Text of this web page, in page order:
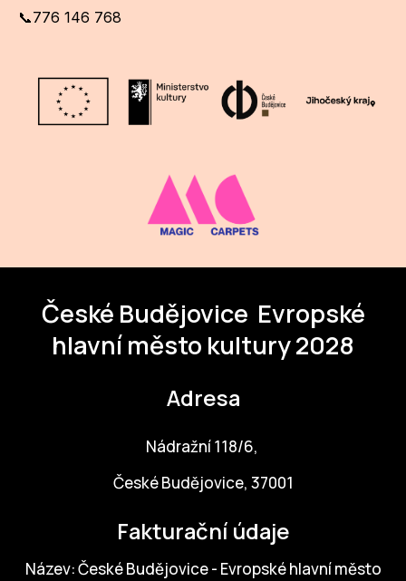
📞776 146 768
České Budějovice Evropské
hlavní město kultury 2028
Adresa
Nádražní 118/6,
České Budějovice, 37001
Fakturační údaje
Název: České Budějovice - Evropské hlavní město